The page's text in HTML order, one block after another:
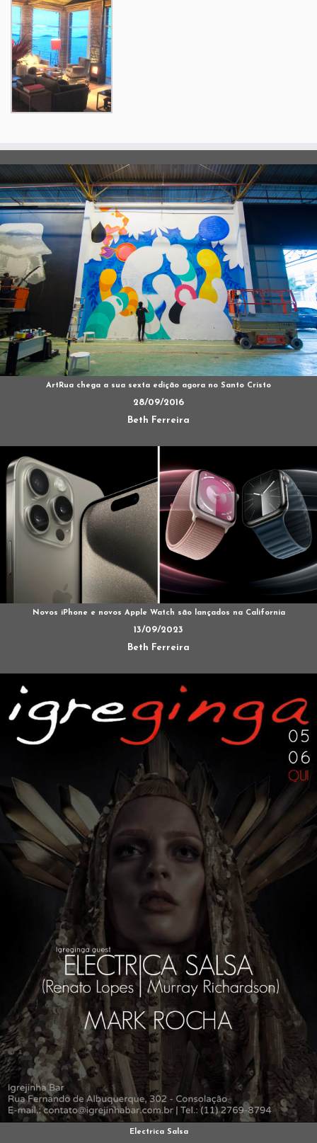
ArtRua chega a sua sexta edição agora no Santo Cristo
28/09/2016
Beth Ferreira
Novos iPhone e novos Apple Watch são lançados na California
13/09/2023
Beth Ferreira
Electrica Salsa